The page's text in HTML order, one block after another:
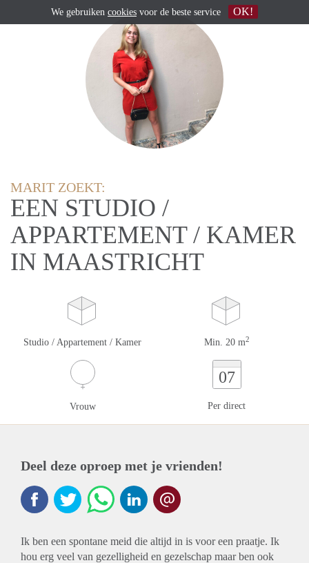
MARIT ZOEKT:
EEN STUDIO /
APPARTEMENT / KAMER
IN MAASTRICHT
Studio / Appartement / Kamer Min. 20 m2
Vrouw
07
Per direct
Deel deze oproep met je vrienden!
Ik ben een spontane meid die altijd in is voor een praatje. Ik
hou erg veel van gezelligheid en gezelschap maar ben ook
We gebruiken cookies voor de beste service OK!